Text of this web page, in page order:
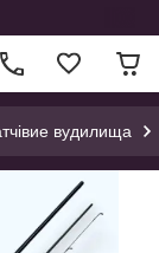
вудилища